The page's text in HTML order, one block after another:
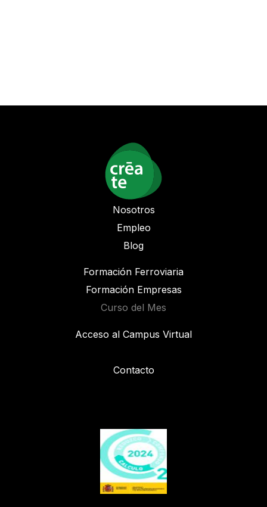
Nosotros
Empleo
Blog
Formación Ferroviaria
Formación Empresas
Curso del Mes
Acceso al Campus Virtual
Contacto